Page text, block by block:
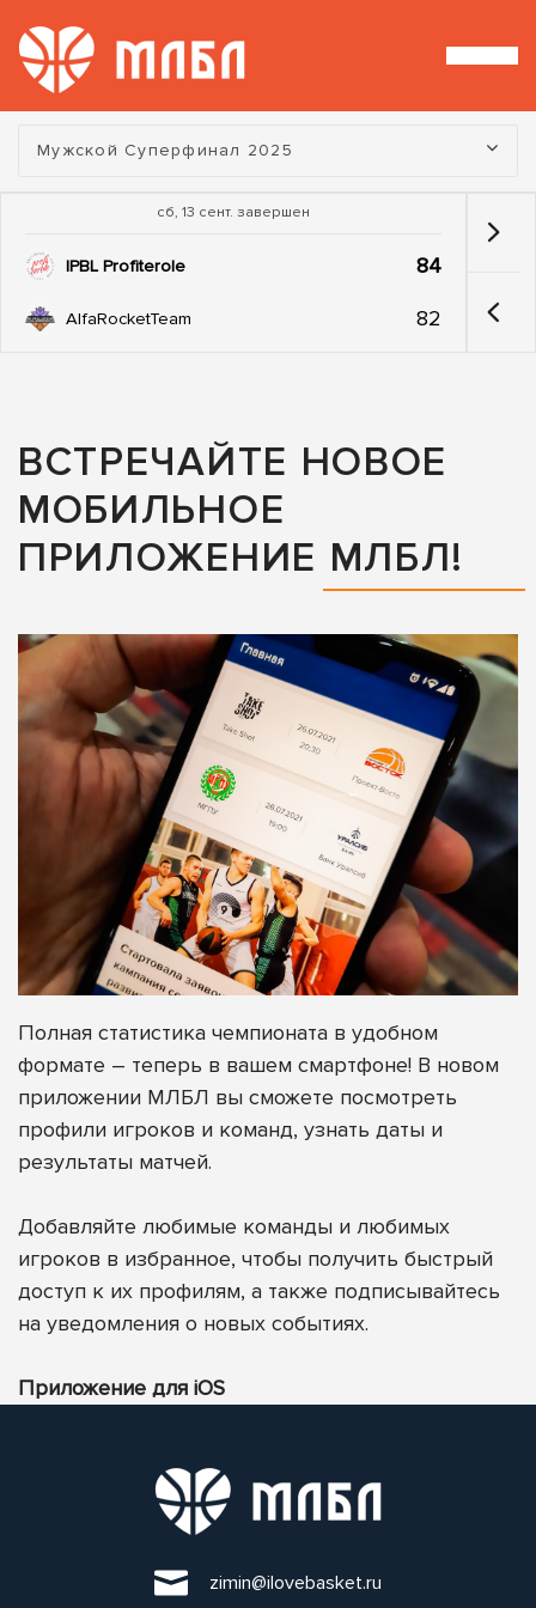
Турнир:
Мужской Суперфинал 2025
сб, 13 сент. завершен
IPBL Profiterole 84
AlfaRocketTeam 82
ВСТРЕЧАЙТЕ НОВОЕ
МОБИЛЬНОЕ
ПРИЛОЖЕНИЕ МЛБЛ!
Полная статистика чемпионата в удобном
формате – теперь в вашем смартфоне! В новом
приложении МЛБЛ вы сможете посмотреть
профили игроков и команд, узнать даты и
результаты матчей.
Добавляйте любимые команды и любимых
игроков в избранное, чтобы получить быстрый
доступ к их профилям, а также подписывайтесь
на уведомления о новых событиях.
Приложение для iOS
zimin@ilovebasket.ru